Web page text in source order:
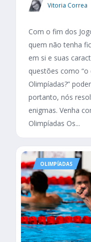
Vitoria Correa
Com o fim dos
quem não tenha
em si e suas
questões como “o
Olimpíadas?”
portanto, nós
enigmas. Venha
Olimpíadas Os...
OLIMPÍADAS